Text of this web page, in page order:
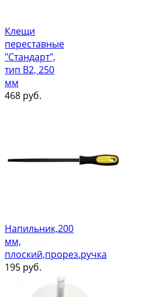
Клещи
переставные
"Стандарт",
тип В2, 250
мм
468 руб.
Напильник,200
мм,
плоский,прорез.ручка
195 руб.